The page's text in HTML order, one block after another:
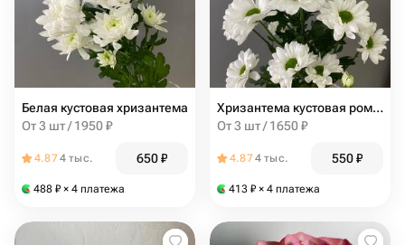
Белая кустовая хризантема
От 3 шт / 1950 ₽
4.874 тыс. 650₽
488 ₽ × 4 платежа
Хризантема кустовая ромашковая
От 3 шт / 1650 ₽
4.874 тыс. 550₽
413 ₽ × 4 платежа